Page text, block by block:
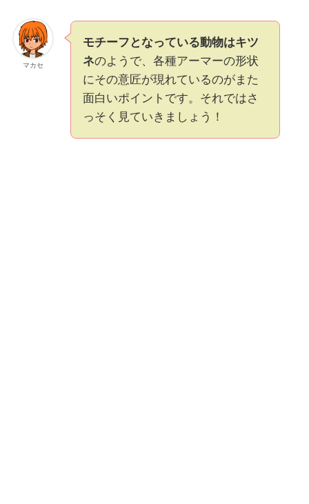
マカセ
モチーフとなっている動物はキツ
ネのようで、各種アーマーの形状
にその意匠が現れているのがまた
面白いポイントです。それではさ
っそく見ていきましょう！